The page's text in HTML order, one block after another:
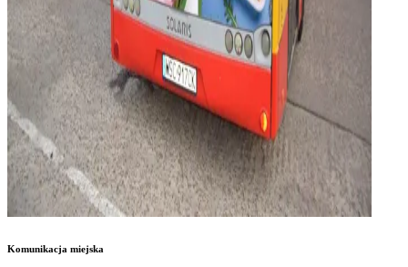
Komunikacja miejska